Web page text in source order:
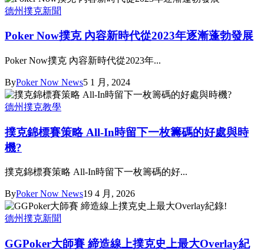
德州撲克新聞
Poker Now撲克 內容新時代從2023年逐漸蓬勃發展
Poker Now撲克 內容新時代從2023年...
ByPoker Now News5 1 月, 2024
德州撲克教學
撲克錦標賽策略 All-In時留下一枚籌碼的好處與時
機?
撲克錦標賽策略 All-In時留下一枚籌碼的好...
ByPoker Now News19 4 月, 2026
德州撲克新聞
GGPoker大師賽 締造線上撲克史上最大Overlay紀